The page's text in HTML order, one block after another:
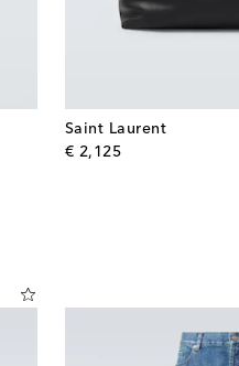
Saint Laurent
€ 2,125original price